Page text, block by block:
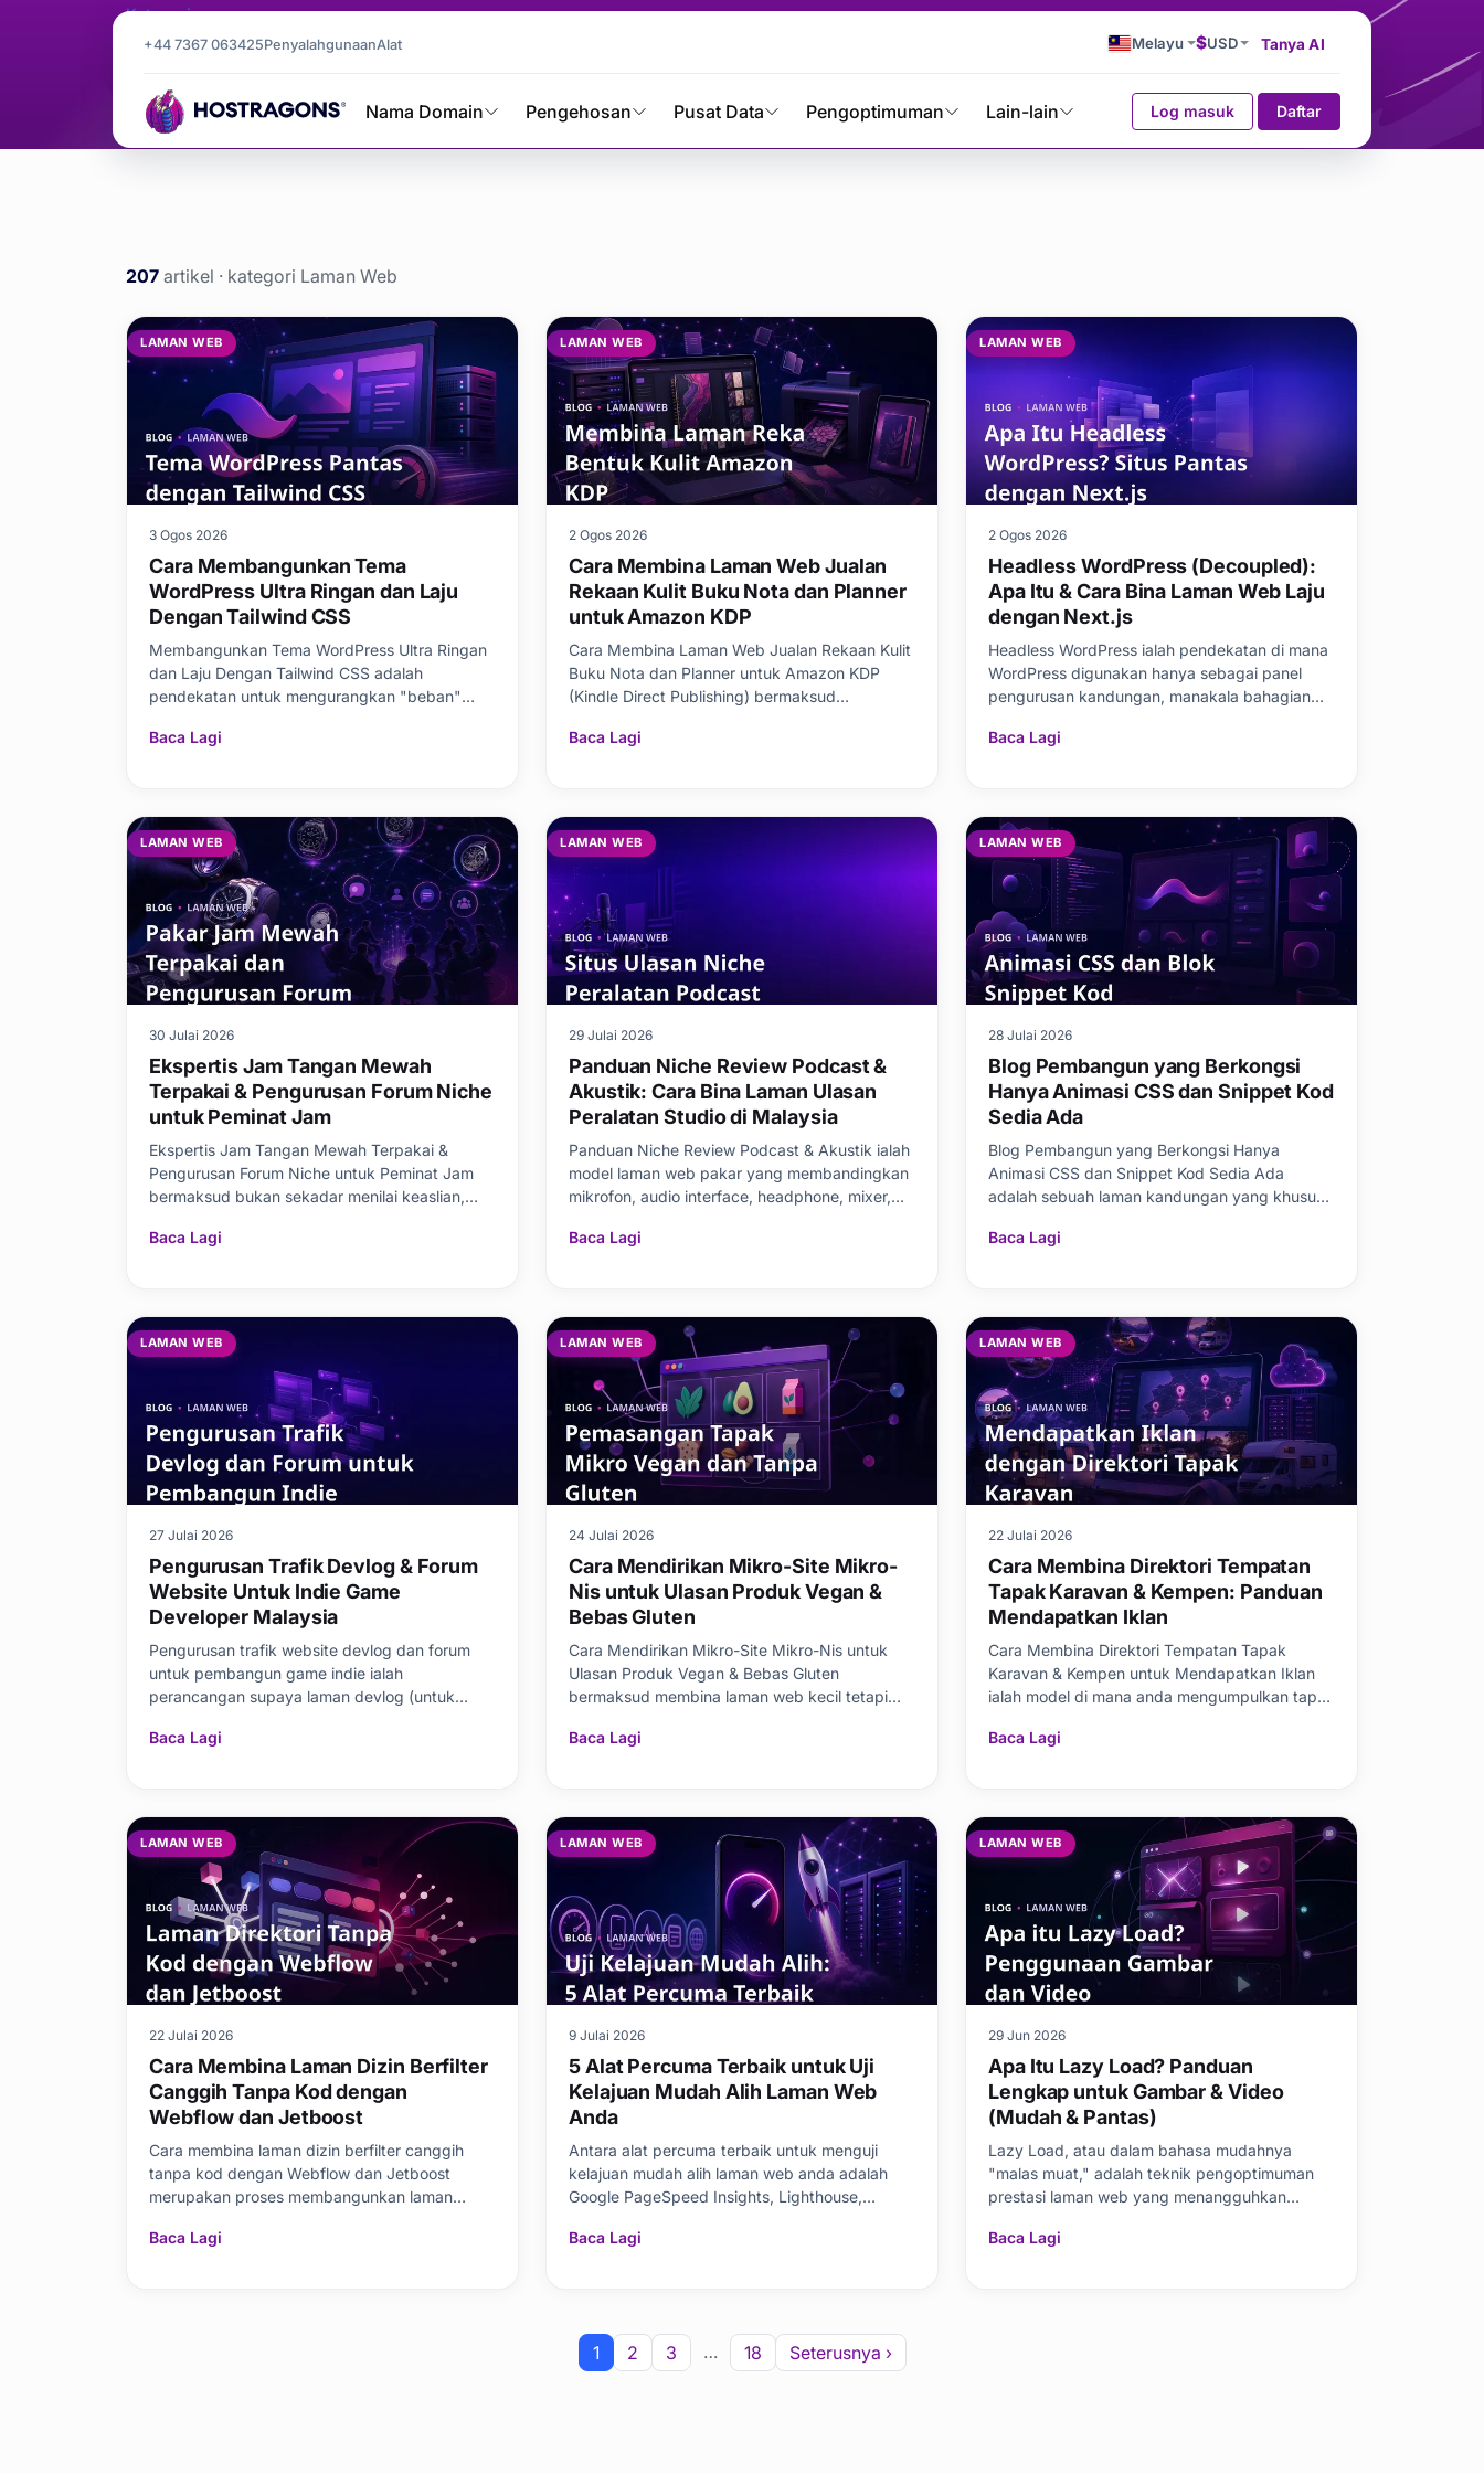
+44 7367 063425PenyalahgunaanAlat Melayu $USD Tanya AI
Nama Domain Pengehosan Pusat Data Pengoptimuman Lain-lain Log masuk Daftar
Kategori
Laman Web
Laman Utama
207 artikel · kategori Laman Web
Artikel kategori Laman Web
LAMAN WEB
3 Ogos 2026
Cara Membangunkan Tema
WordPress Ultra Ringan dan Laju
Dengan Tailwind CSS
Membangunkan Tema WordPress Ultra Ringan
dan Laju Dengan Tailwind CSS adalah
pendekatan untuk mengurangkan "beban"
Baca Lagi
LAMAN WEB
2 Ogos 2026
Cara Membina Laman Web Jualan
Rekaan Kulit Buku Nota dan Planner
untuk Amazon KDP
Cara Membina Laman Web Jualan Rekaan Kulit
Buku Nota dan Planner untuk Amazon KDP
(Kindle Direct Publishing) bermaksud
Baca Lagi
LAMAN WEB
2 Ogos 2026
Headless WordPress (Decoupled):
Apa Itu & Cara Bina Laman Web Laju
dengan Next.js
Headless WordPress ialah pendekatan di mana
WordPress digunakan hanya sebagai panel
pengurusan kandungan, manakala bahagian
Baca Lagi
LAMAN WEB
30 Julai 2026
Ekspertis Jam Tangan Mewah
Terpakai & Pengurusan Forum Niche
untuk Peminat Jam
Ekspertis Jam Tangan Mewah Terpakai &
Pengurusan Forum Niche untuk Peminat Jam
bermaksud bukan sekadar menilai keaslian,
Baca Lagi
LAMAN WEB
29 Julai 2026
Panduan Niche Review Podcast &
Akustik: Cara Bina Laman Ulasan
Peralatan Studio di Malaysia
Panduan Niche Review Podcast & Akustik ialah
model laman web pakar yang membandingkan
mikrofon, audio interface, headphone, mixer,
Baca Lagi
LAMAN WEB
28 Julai 2026
Blog Pembangun yang Berkongsi
Hanya Animasi CSS dan Snippet Kod
Sedia Ada
Blog Pembangun yang Berkongsi Hanya
Animasi CSS dan Snippet Kod Sedia Ada
adalah sebuah laman kandungan yang khusus
Baca Lagi
LAMAN WEB
27 Julai 2026
Pengurusan Trafik Devlog & Forum
Website Untuk Indie Game
Developer Malaysia
Pengurusan trafik website devlog dan forum
untuk pembangun game indie ialah
perancangan supaya laman devlog (untuk
Baca Lagi
LAMAN WEB
24 Julai 2026
Cara Mendirikan Mikro-Site Mikro-
Nis untuk Ulasan Produk Vegan &
Bebas Gluten
Cara Mendirikan Mikro-Site Mikro-Nis untuk
Ulasan Produk Vegan & Bebas Gluten
bermaksud membina laman web kecil tetapi
Baca Lagi
LAMAN WEB
22 Julai 2026
Cara Membina Direktori Tempatan
Tapak Karavan & Kempen: Panduan
Mendapatkan Iklan
Cara Membina Direktori Tempatan Tapak
Karavan & Kempen untuk Mendapatkan Iklan
ialah model di mana anda mengumpulkan tapak
Baca Lagi
LAMAN WEB
22 Julai 2026
Cara Membina Laman Dizin Berfilter
Canggih Tanpa Kod dengan
Webflow dan Jetboost
Cara membina laman dizin berfilter canggih
tanpa kod dengan Webflow dan Jetboost
merupakan proses membangunkan laman
Baca Lagi
LAMAN WEB
9 Julai 2026
5 Alat Percuma Terbaik untuk Uji
Kelajuan Mudah Alih Laman Web
Anda
Antara alat percuma terbaik untuk menguji
kelajuan mudah alih laman web anda adalah
Google PageSpeed Insights, Lighthouse,
Baca Lagi
LAMAN WEB
29 Jun 2026
Apa Itu Lazy Load? Panduan
Lengkap untuk Gambar & Video
(Mudah & Pantas)
Lazy Load, atau dalam bahasa mudahnya
"malas muat," adalah teknik pengoptimuman
prestasi laman web yang menangguhkan
Baca Lagi
1 2 3 … 18 Seterusnya ›